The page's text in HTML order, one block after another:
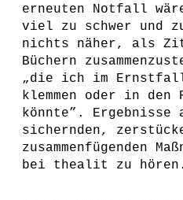
erneuten Notfall
viel zu schwer und
nichts näher, als
Büchern
„die ich im Ernstfall
klemmen oder in den
könnte”. Ergebnisse
sichernden,
zusammenfügenden
bei thealit zu hören.